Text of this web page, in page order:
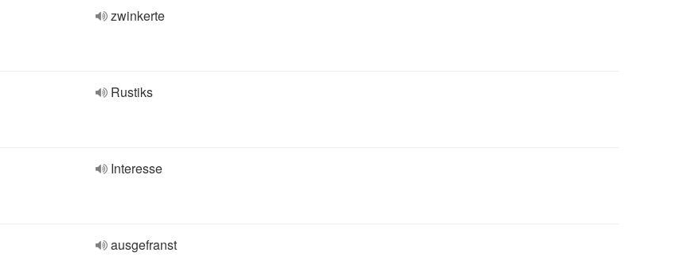
zwinkerte
Rustiks
Interesse
ausgefranst